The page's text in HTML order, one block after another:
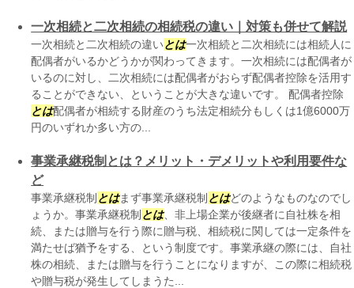
一次相続と二次相続の相続税の違い｜対策も併せて解説
一次相続と二次相続の違いとは一次相続と二次相続には相続人に
配偶者がいるかどうかが関わってきます。一次相続には配偶者が
いるのに対し、二次相続には配偶者がおらず配偶者控除を活用す
ることができない、ということが大きな違いです。 配偶者控除
とは配偶者が相続する財産のうち法定相続分もしくは1億6000万
円のいずれか多い方の...
事業承継税制とは？メリット・デメリットや利用要件な
ど
事業承継税制 とはまず事業承継税制 とはどのようなものなのでし
ょうか。事業承継税制 とは、非上場企業が後継者に自社株を相
続、または贈与を行う際に贈与税、相続税に関しては一定条件を
満たせば猶予をする、という制度です。事業承継の際には、自社
株の相続、または贈与を行うことになりますが、この際に相続税
や贈与税が発生してしまうた...